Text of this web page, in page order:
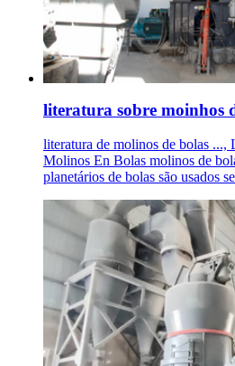
literatura sobre moinhos
literatura de molinos de bolas ...,
Molinos En Bolas molinos de
planetários de bolas são usados